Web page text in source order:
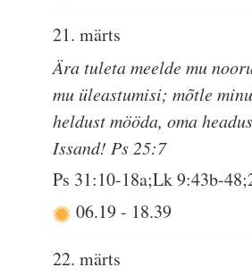
21. märts
Ära tuleta meelde mu
mu üleastumisi; mõtle
heldust mööda, oma
Issand! Ps 25:7
Ps 31:10-18a;Lk 9:43b-
06.19- 18.39
22. märts